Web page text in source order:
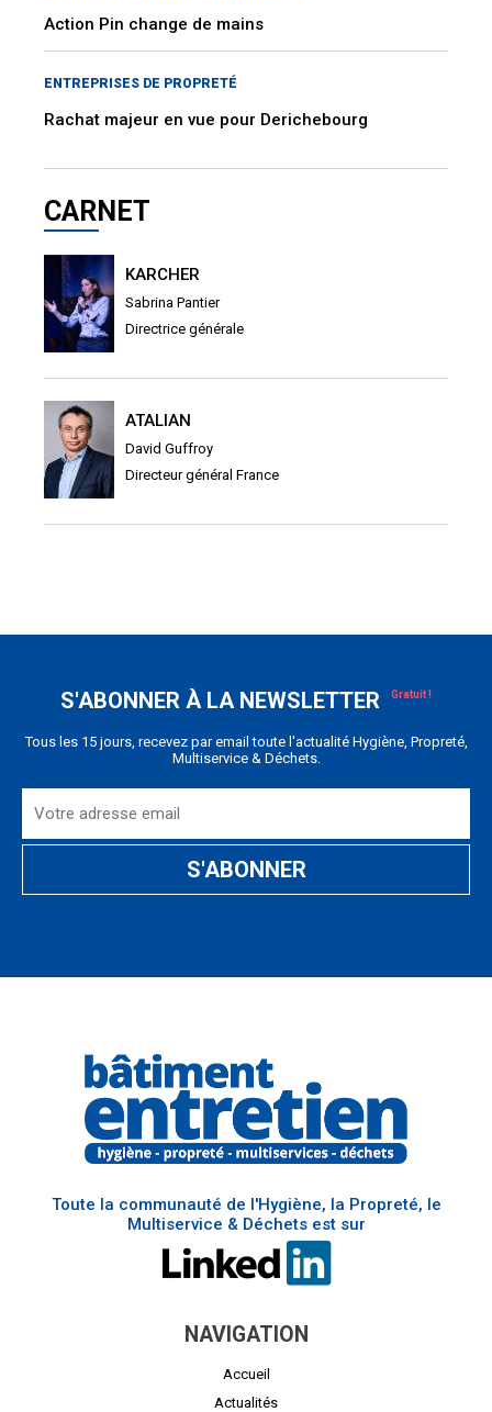
Action Pin change de mains
ENTREPRISES DE PROPRETÉ
Rachat majeur en vue pour Derichebourg
CARNET
KARCHER
Sabrina Pantier
Directrice générale
ATALIAN
David Guffroy
Directeur général France
S'ABONNER À LA NEWSLETTER
Tous les 15 jours, recevez par email toute l'actualité Hygiène, Propreté,
Multiservice & Déchets.
Toute la communauté de l'Hygiène, la Propreté, le
Multiservice & Déchets est sur
NAVIGATION
Accueil
Actualités